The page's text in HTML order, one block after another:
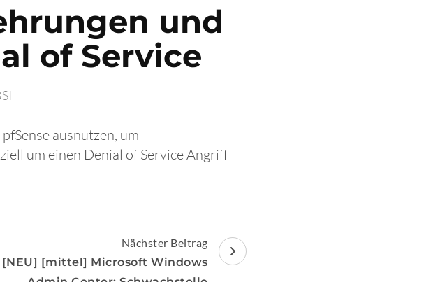
und
of Service
ausnutzen, um
um einen Denial of Service Angriff
Nächster Beitrag
[NEU] [mittel] Microsoft Windows